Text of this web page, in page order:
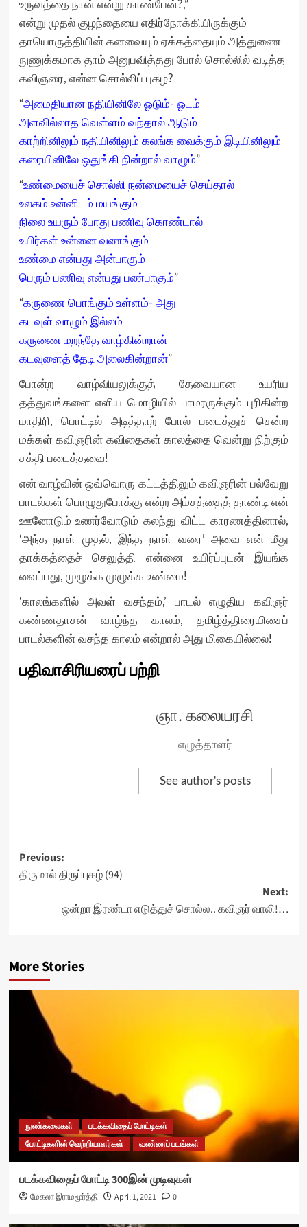
உருவத்தை நான் என்று காண்பேன்?,”
என்று முதல் குழந்தையை எதிர்நோக்கியிருக்கும்
தாயொருத்தியின் கனவையும் ஏக்கத்தையும் அத்துணை
நுணுக்கமாக தாம் அனுபவித்தது போல் சொல்லில் வடித்த
கவிஞரை, என்ன சொல்லிப் புகழ?
“அமைதியான நதியினிலே ஓடும்- ஓடம்
அளவில்லாத வெள்ளம் வந்தால் ஆடும்
காற்றினிலும் நதியினிலும் கலங்க வைக்கும் இடியினிலும்
கரையினிலே ஒதுங்கி நின்றால் வாழும்”
“உண்மையைச் சொல்லி நன்மையைச் செய்தால்
உலகம் உன்னிடம் மயங்கும்
நிலை உயரும் போது பணிவு கொண்டால்
உயிர்கள் உன்னை வணங்கும்
உண்மை என்பது அன்பாகும்
பெரும் பணிவு என்பது பண்பாகும்”
“கருணை பொங்கும் உள்ளம்- அது
கடவுள் வாழும் இல்லம்
கருணை மறந்தே வாழ்கின்றான்
கடவுளைத் தேடி அலைகின்றான்”
போன்ற வாழ்வியலுக்குத் தேவையான உயரிய
தத்துவங்களை எளிய மொழியில் பாமரருக்கும் புரிகின்ற
மாதிரி, பொட்டில் அடித்தாற் போல் படைத்துச் சென்ற
மக்கள் கவிஞரின் கவிதைகள் காலத்தை வென்று நிற்கும்
சக்தி படைத்தவை!
என் வாழ்வின் ஒவ்வொரு கட்டத்திலும் கவிஞரின் பல்வேறு
பாடல்கள் பொழுதுபோக்கு என்ற அம்சத்தைத் தாண்டி என்
ஊனோடும் உணர்வோடும் கலந்து விட்ட காரணத்தினால்,
‘அந்த நாள் முதல், இந்த நாள் வரை’ அவை என் மீது
தாக்கத்தைச் செலுத்தி என்னை உயிர்ப்புடன் இயங்க
வைப்பது, முழுக்க முழுக்க உண்மை!
‘காலங்களில் அவள் வசந்தம்,’ பாடல் எழுதிய கவிஞர்
கண்ணதாசன் வாழ்ந்த காலம், தமிழ்த்திரையிசைப்
பாடல்களின் வசந்த காலம் என்றால் அது மிகையில்லை!
பதிவாசிரியரைப் பற்றி
ஞா. கலையரசி
எழுத்தாளர்
See author's posts
Post
navigation
Previous:
திருமால் திருப்புகழ் (94)
Next:
ஒன்றா இரண்டா எடுத்துச் சொல்ல.. கவிஞர் வாலி!…
More Stories
நுண்கலைகள்
படக்கவிதைப் போட்டிகள்
போட்டிகளின் வெற்றியாளர்கள்
வண்ணப் படங்கள்
படக்கவிதைப் போட்டி 300இன் முடிவுகள்
மேகலா இராமமூர்த்தி April 1, 2021 0